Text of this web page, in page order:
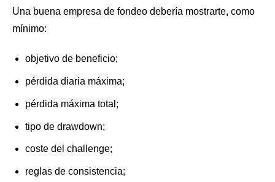
Una buena empresa de fondeo debería mostrarte, como
mínimo:
objetivo de beneficio;
pérdida diaria máxima;
pérdida máxima total;
tipo de drawdown;
coste del challenge;
reglas de consistencia;